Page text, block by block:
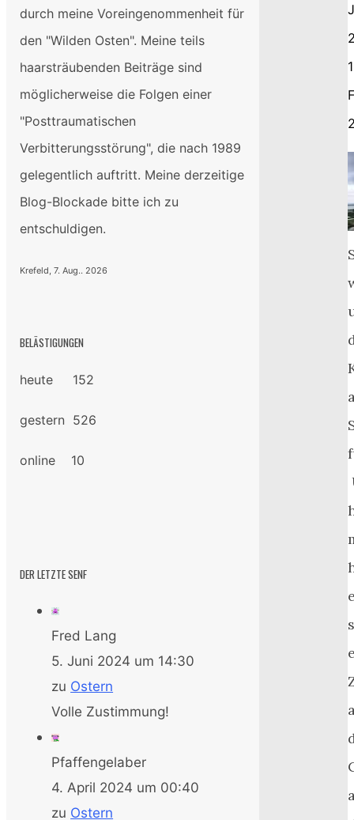
durch meine Voreingenommenheit für
den "Wilden Osten". Meine teils
haarsträubenden Beiträge sind
möglicherweise die Folgen einer
"Posttraumatischen
Verbitterungsstörung", die nach 1989
gelegentlich auftritt. Meine derzeitige
Blog-Blockade bitte ich zu
entschuldigen.
Krefeld, 7. Aug.. 2026
BELÄSTIGUNGEN
heute 152
gestern 526
online 10
DER LETZTE SENF
Fred Lang
5. Juni 2024 um 14:30
zu Ostern
Volle Zustimmung!
Pfaffengelaber
4. April 2024 um 00:40
zu Ostern